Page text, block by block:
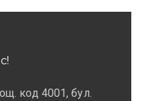
код 4001, бул.